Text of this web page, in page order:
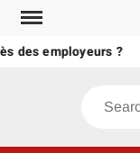
Skip
content
employeurs ?
Search